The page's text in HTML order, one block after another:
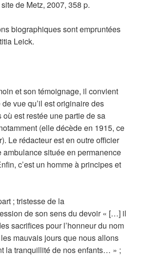
de Metz, 2007, 358 p.
biographiques sont empruntées
Leick.
et son témoignage, il convient
vue qu’il est originaire des
est restée une partie de sa
(elle décède en 1915, ce
Le rédacteur est en outre officier
ambulance située en permanence
c’est un homme à principes et
; tristesse de la
de son sens du devoir « […] il
sacrifices pour l’honneur du nom
mauvais jours que nous allons
la tranquillité de nos enfants… » ;